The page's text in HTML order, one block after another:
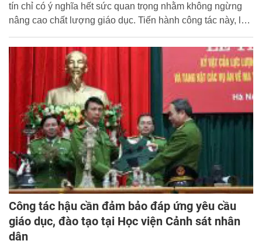
tín chỉ có ý nghĩa hết sức quan trọng nhằm không ngừng
nâng cao chất lượng giáo dục. Tiến hành công tác này, là
triển nguồn nhân lực, quan điểm đổi mới quản lý gio dục
hiện nay: “Phải thay đổi căn bản, tồn diện hệ thống gio dục
của quốc gia theo hướng chuẩn hóa, hiện đại hóa, xã hội
hóa, dân chủ hóa và hội nhập quốc tế”.
Công tác hậu cần đảm bảo đáp ứng yêu cầu
giáo dục, đào tạo tại Học viện Cảnh sát nhân
dân